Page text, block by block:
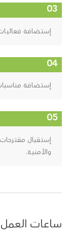
إستضافة
إستضافة
إستقبال
والأمنية.
ساعات العمل